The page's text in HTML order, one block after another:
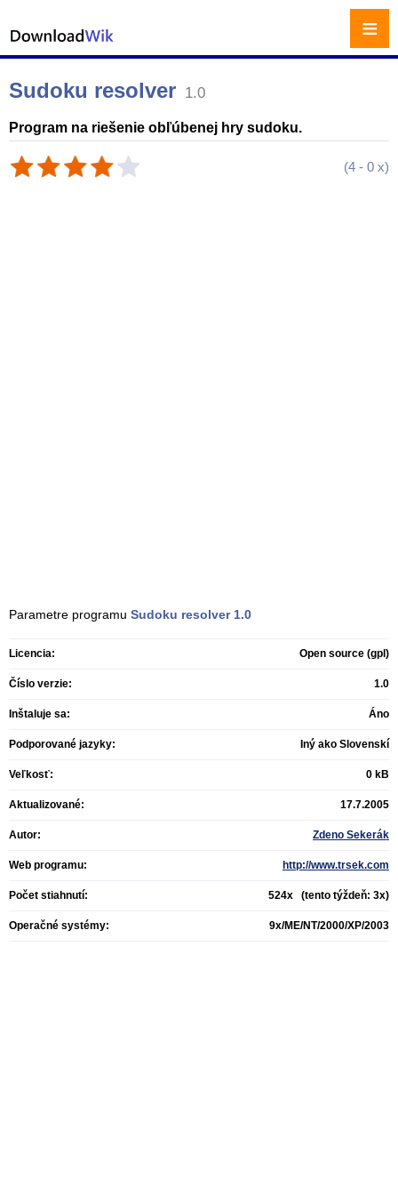
Sudoku resolver 1.0
Program na riešenie obľúbenej hry sudoku.
(4 - 0 x)
Parametre programu Sudoku resolver 1.0
Licencia: Open source (gpl)
Číslo verzie: 1.0
Inštaluje sa: Áno
Podporované jazyky: Iný ako Slovenskí
Veľkosť: 0 kB
Aktualizované: 17.7.2005
Autor: Zdeno Sekerák
Web programu: http://www.trsek.com
Počet stiahnutí: 524x (tento týždeň: 3x)
Operačné systémy: 9x/ME/NT/2000/XP/2003
≡